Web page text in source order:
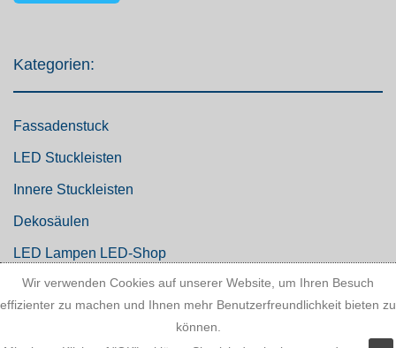
Kategorien:
Fassadenstuck
LED Stuckleisten
Innere Stuckleisten
Dekosäulen
LED Lampen LED-Shop
Stuckherstellung
Wir verwenden Cookies auf unserer Website, um Ihren Besuch
effizienter zu machen und Ihnen mehr Benutzerfreundlichkeit bieten zu
können.